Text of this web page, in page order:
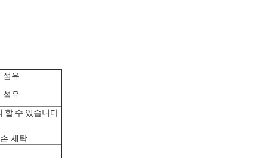
섬유
섬유
할 수 있습니다
세탁